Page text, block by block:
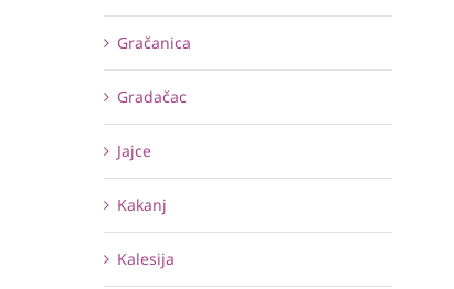
Gračanica
Gradačac
Jajce
Kakanj
Kalesija